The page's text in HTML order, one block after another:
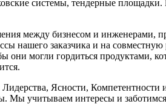
системы, тендерные
между бизнесом и инженерами,
нашего заказчика и на
они могли гордиться продуктами,
Ясности,
учитываем интересы и заботимся